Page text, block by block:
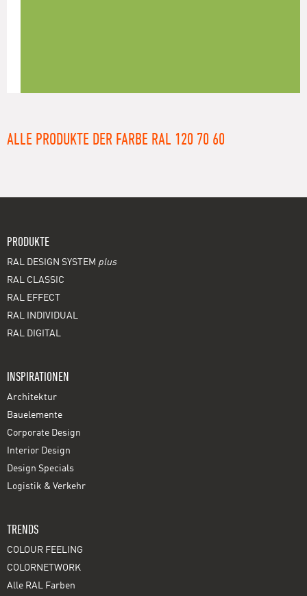
ALLE PRODUKTE DER FARBE RAL 120 70 60
PRODUKTE
RAL DESIGN SYSTEM plus
RAL CLASSIC
RAL EFFECT
RAL INDIVIDUAL
RAL DIGITAL
INSPIRATIONEN
Architektur
Bauelemente
Corporate Design
Interior Design
Design Specials
Logistik & Verkehr
TRENDS
COLOUR FEELING
COLORNETWORK
Alle RAL Farben